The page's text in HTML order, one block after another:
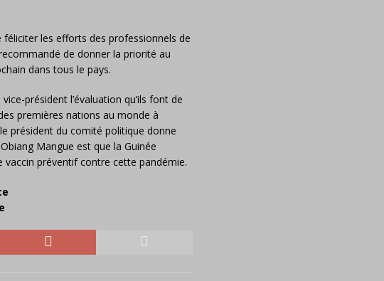
féliciter les efforts des professionnels de
de donner la priorité au
dans tous le pays.
président l’évaluation qu’ils font de
premières nations au monde à
président du comité politique donne
Mangue est que la Guinée
vaccin préventif contre cette pandémie.